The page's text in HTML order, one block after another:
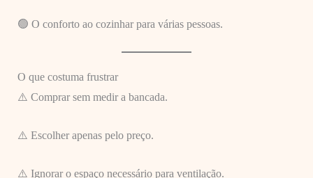
🟢 O conforto ao cozinhar para várias pessoas.
O que costuma frustrar
⚠️ Comprar sem medir a bancada.
⚠️ Escolher apenas pelo preço.
⚠️ Ignorar o espaço necessário para ventilação.